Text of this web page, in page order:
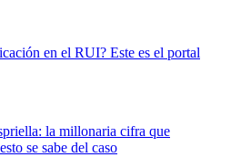
en el RUI? Este es el portal
la millonaria cifra que
se sabe del caso